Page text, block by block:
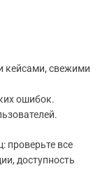
кейсами, свежими
ошибок.
проверьте все
доступность